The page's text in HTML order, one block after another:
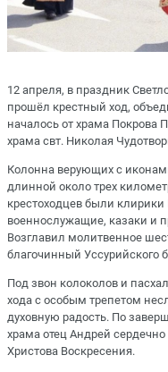
12 апреля, в праздник
прошёл крестный ход,
началось от храма Покрова
храма свт. Николая
Колонна верующих с
длинной около трех
крестоходцев были
военнослужащие, казаки и
Возглавил молитвенное
благочинный Уссурийского
Под звон колоколов и
хода с особым трепетом
духовную радость. По
храма отец Андрей
Христова Воскресения.